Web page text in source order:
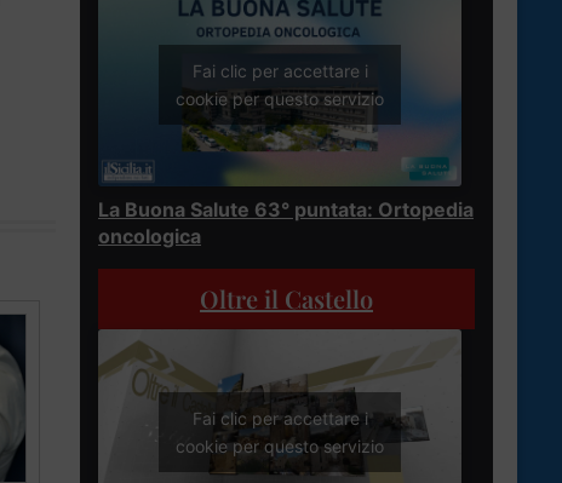
Fai clic per accettare i
cookie per questo servizio
La Buona Salute 63° puntata: Ortopedia
oncologica
Oltre il Castello
Fai clic per accettare i
cookie per questo servizio